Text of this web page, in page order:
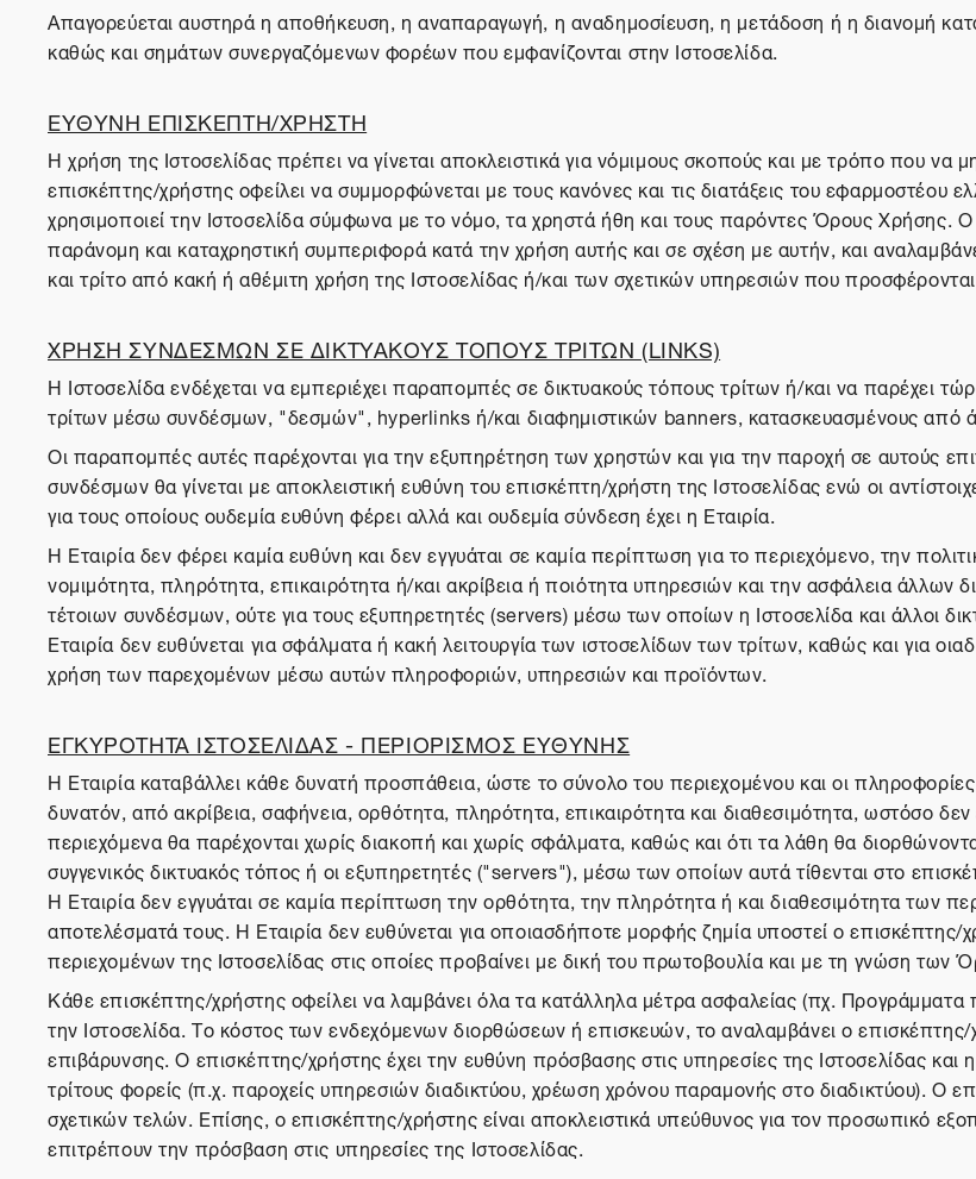
Απαγορεύεται αυστηρά η αποθήκευση, η αναπαραγωγή, η αναδημοσίευση, η μετάδοση ή η διανομή
καθώς και σημάτων συνεργαζόμενων φορέων που εμφανίζονται στην Ιστοσελίδα.
ΕΥΘΥΝΗ ΕΠΙΣΚΕΠΤΗ/ΧΡΗΣΤΗ
Η χρήση της Ιστοσελίδας πρέπει να γίνεται αποκλειστικά για νόμιμους σκοπούς και με τρόπο που να
επισκέπτης/χρήστης οφείλει να συμμορφώνεται με τους κανόνες και τις διατάξεις του εφαρμοστέου
χρησιμοποιεί την Ιστοσελίδα σύμφωνα με το νόμο, τα χρηστά ήθη και τους παρόντες Όρους Χρήσης.
παράνομη και καταχρηστική συμπεριφορά κατά την χρήση αυτής και σε σχέση με αυτήν, και
και τρίτο από κακή ή αθέμιτη χρήση της Ιστοσελίδας ή/και των σχετικών υπηρεσιών που
ΧΡΗΣΗ ΣΥΝΔΕΣΜΩΝ ΣΕ ΔΙΚΤΥΑΚΟΥΣ ΤΟΠΟΥΣ ΤΡΙΤΩΝ (LINKS)
Η Ιστοσελίδα ενδέχεται να εμπεριέχει παραπομπές σε δικτυακούς τόπους τρίτων ή/και να παρέχει
τρίτων μέσω συνδέσμων, "δεσμών", hyperlinks ή/και διαφημιστικών banners, κατασκευασμένους από
Οι παραπομπές αυτές παρέχονται για την εξυπηρέτηση των χρηστών και για την παροχή σε αυτούς
συνδέσμων θα γίνεται με αποκλειστική ευθύνη του επισκέπτη/χρήστη της Ιστοσελίδας ενώ οι
για τους οποίους ουδεμία ευθύνη φέρει αλλά και ουδεμία σύνδεση έχει η Εταιρία.
Η Εταιρία δεν φέρει καμία ευθύνη και δεν εγγυάται σε καμία περίπτωση για το περιεχόμενο, την
νομιμότητα, πληρότητα, επικαιρότητα ή/και ακρίβεια ή ποιότητα υπηρεσιών και την ασφάλεια
τέτοιων συνδέσμων, ούτε για τους εξυπηρετητές (servers) μέσω των οποίων η Ιστοσελίδα και άλλοι
Εταιρία δεν ευθύνεται για σφάλματα ή κακή λειτουργία των ιστοσελίδων των τρίτων, καθώς και για
χρήση των παρεχομένων μέσω αυτών πληροφοριών, υπηρεσιών και προϊόντων.
ΕΓΚΥΡΟΤΗΤΑ ΙΣΤΟΣΕΛΙΔΑΣ - ΠΕΡΙΟΡΙΣΜΟΣ ΕΥΘΥΝΗΣ
Η Εταιρία καταβάλλει κάθε δυνατή προσπάθεια, ώστε το σύνολο του περιεχομένου και οι
δυνατόν, από ακρίβεια, σαφήνεια, ορθότητα, πληρότητα, επικαιρότητα και διαθεσιμότητα, ωστόσο δεν
περιεχόμενα θα παρέχονται χωρίς διακοπή και χωρίς σφάλματα, καθώς και ότι τα λάθη θα
συγγενικός δικτυακός τόπος ή οι εξυπηρετητές ("servers"), μέσω των οποίων αυτά τίθενται στο
Η Εταιρία δεν εγγυάται σε καμία περίπτωση την ορθότητα, την πληρότητα ή και διαθεσιμότητα των
αποτελέσματά τους. Η Εταιρία δεν ευθύνεται για οποιασδήποτε μορφής ζημία υποστεί ο
περιεχομένων της Ιστοσελίδας στις οποίες προβαίνει με δική του πρωτοβουλία και με τη γνώση
Κάθε επισκέπτης/χρήστης οφείλει να λαμβάνει όλα τα κατάλληλα μέτρα ασφαλείας (πχ.
την Ιστοσελίδα. Το κόστος των ενδεχόμενων διορθώσεων ή επισκευών, το αναλαμβάνει ο
επιβάρυνσης. Ο επισκέπτης/χρήστης έχει την ευθύνη πρόσβασης στις υπηρεσίες της Ιστοσελίδας
τρίτους φορείς (π.χ. παροχείς υπηρεσιών διαδικτύου, χρέωση χρόνου παραμονής στο διαδικτύου). Ο
σχετικών τελών. Επίσης, ο επισκέπτης/χρήστης είναι αποκλειστικά υπεύθυνος για τον προσωπικό
επιτρέπουν την πρόσβαση στις υπηρεσίες της Ιστοσελίδας.